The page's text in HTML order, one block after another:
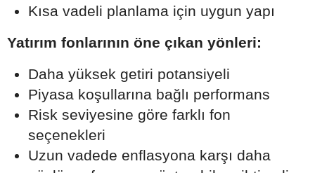
Kısa vadeli planlama için uygun yapı
Yatırım fonlarının öne çıkan yönleri:
Daha yüksek getiri potansiyeli
Piyasa koşullarına bağlı performans
Risk seviyesine göre farklı fon
seçenekleri
Uzun vadede enflasyona karşı daha